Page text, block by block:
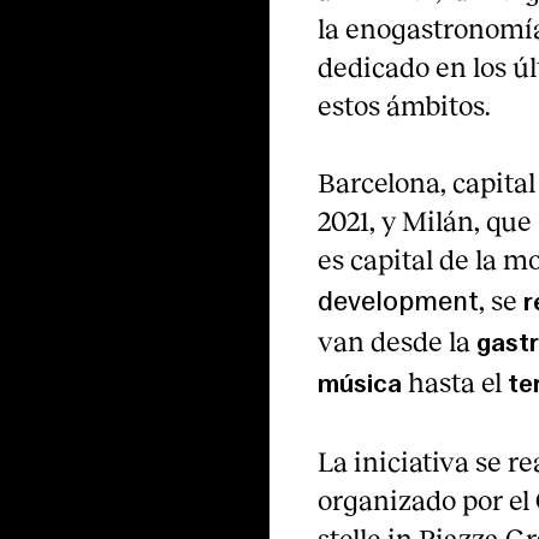
la
dedicado en los
estos ámbitos.
Barcelona,
2021, y Milán,
es capital de la
development, se
van desde la
música hasta el
La iniciativa se
organizado por el